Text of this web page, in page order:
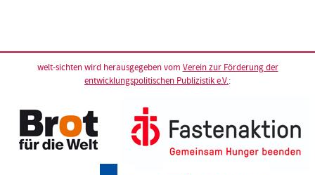
welt-sichten wird herausgegeben vom Verein zur Förderung der
entwicklungspolitischen Publizistik e.V.: